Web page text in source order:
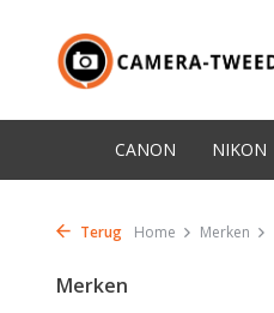
CANON NIKON
Terug Home Merken
Merken